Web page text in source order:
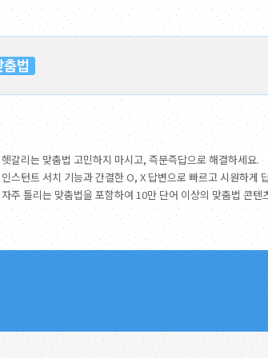
헷갈리는 맞춤법 고민하지 마시고, 즉문즉답으로 해결하세요.
인스턴트 서치 기능과 간결한 O, X 답변으로 빠르고 시원하게
자주 틀리는 맞춤법을 포함하여 10만 단어 이상의 맞춤법 콘텐